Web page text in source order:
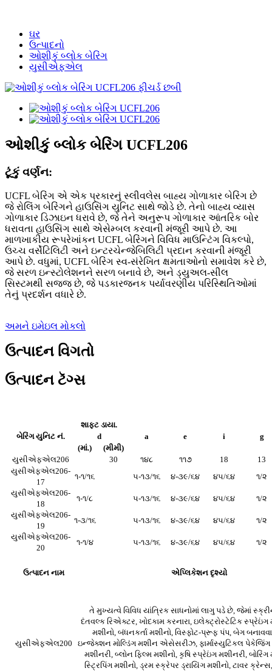
ઘર
ઉત્પાદનો
ઓશીકું બ્લોક બેરિંગ
યુસીએફએલ
ઓશીકું બ્લોક બેરિંગ UCFL206
ટૂંકું વર્ણન:
UCFL બેરિંગ એ એક પ્રકારનું સ્લીવલેસ બાહ્ય ગોળાકાર બેરિંગ છે
જે રોલિંગ બેરિંગને હાઉસિંગ યુનિટ સાથે જોડે છે. તેનો બાહ્ય વ્યાસ
ગોળાકાર ડિઝાઇન ધરાવે છે, જે તેને અનુરૂપ ગોળાકાર આંતરિક બોર
ધરાવતા હાઉસિંગ સાથે એસેમ્બલ કરવાની મંજૂરી આપે છે. આ
માળખાકીય રૂપરેખાંકન UCFL બેરિંગને વિવિધ માઉન્ટિંગ વિકલ્પો,
ઉચ્ચ વર્સેટિલિટી અને ઇન્ટરચેન્જેબિલિટી પ્રદાન કરવાની મંજૂરી
આપે છે. વધુમાં, UCFL બેરિંગ સ્વ-સંરેખિત ક્ષમતાઓનો સમાવેશ કરે છે,
જે સરળ ઇન્સ્ટોલેશનને સરળ બનાવે છે, અને ડ્યુઅલ-સીલ
સિસ્ટમથી સજ્જ છે, જે પડકારજનક પર્યાવરણીય પરિસ્થિતિઓમાં
તેનું પ્રદર્શન વધારે છે.
અમને ઇમેઇલ મોકલો
ઉત્પાદન વિગતો
ઉત્પાદન ટૅગ્સ
બેરિંગ યુનિટ નં.
શાફ્ટ ડાયા.
a
e i g
d
(માં.)
(મીમી)
યુસીએફએલ206
30 ૧૪૮ ૧૧૭ 18
13
યુસીએફએલ206-
17
૧-૧/૧૬ ૫-૧૩/૧૬ ૪-૩૯/૬૪ ૪૫/૬૪
૧/૨
યુસીએફએલ206-
18
૧-૧/૮ ૫-૧૩/૧૬ ૪-૩૯/૬૪ ૪૫/૬૪
૧/૨
યુસીએફએલ206-
19
૧-૩/૧૬ ૫-૧૩/૧૬ ૪-૩૯/૬૪ ૪૫/૬૪
૧/૨
યુસીએફએલ206-
20
૧-૧/૪ ૫-૧૩/૧૬ ૪-૩૯/૬૪ ૪૫/૬૪ ૧/૨
ઉત્પાદન નામ એપ્લિકેશન દૃશ્યો
યુસીએફએલ200
તે મુખ્યત્વે વિવિધ યાંત્રિક સાધનોમાં લાગુ પડે છે, જેમાં
દંતવલ્ક રિએક્ટર, ખોદકામ કરનારા, ઇલેક્ટ્રોસ્ટેટિક સ્પ્રેઇંગ
મશીનો, બંધનકર્તા મશીનો, વિસ્ફોટ-પ્રૂફ પંપ, બેગ
ઇન્જેક્શન મોલ્ડિંગ મશીન એસેસરીઝ, ફાર્માસ્યુટિકલ પેકેજિંગ
મશીનરી, બ્લોન ફિલ્મ મશીનો, કૃષિ સ્પ્રેઇંગ મશીનરી, બોરિંગ
સ્ટ્રિપિંગ મશીનો, ડ્રમ સ્ક્રેપર ડ્રાયિંગ મશીનો, ટાવર